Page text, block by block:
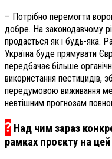
– Потрібно перемогти
добре. На законодавчому
продається як і будь-яка.
Україна буде прямувати
передбачає більше
використання пестицидів,
передумовою виживання
невтішним прогнозам
? Над чим зараз
рамках проєкту на цей